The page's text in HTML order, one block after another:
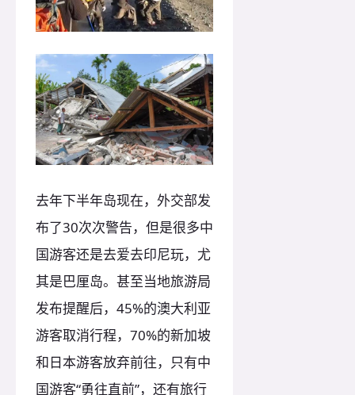
去年下半年岛现在，外交部发
布了30次次警告，但是很多中
国游客还是去爱去印尼玩，尤
其是巴厘岛。甚至当地旅游局
发布提醒后，45%的澳大利亚
游客取消行程，70%的新加坡
和日本游客放弃前往，只有中
国游客“勇往直前”，还有旅行